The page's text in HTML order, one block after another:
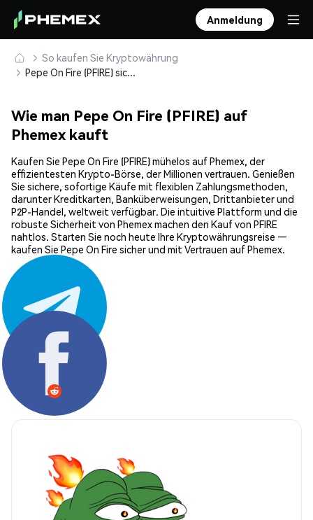
Anmeldung
So kaufen Sie Kryptowährung
Pepe On Fire (PFIRE) sicher kaufen und speichern
Wie man Pepe On Fire (PFIRE) auf
Phemex kauft
Kaufen Sie Pepe On Fire (PFIRE) mühelos auf Phemex, der
effizientesten Krypto-Börse, der Millionen vertrauen. Genießen
Sie sichere, sofortige Käufe mit flexiblen Zahlungsmethoden,
darunter Kreditkarten, Banküberweisungen, Drittanbieter und
P2P-Handel, weltweit verfügbar. Die intuitive Plattform und die
robuste Sicherheit von Phemex machen den Kauf von PFIRE
nahtlos. Starten Sie noch heute Ihre Kryptowährungsreise —
kaufen Sie Pepe On Fire sicher und mit Vertrauen auf Phemex.
Teilen: